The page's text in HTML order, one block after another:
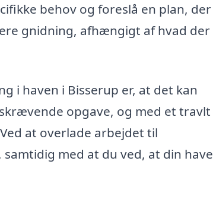
behov og foreslå en plan, der
gnidning, afhængigt af hvad der
i haven i Bisserup er, at det kan
opgave, og med et travlt
at overlade arbejdet til
med at du ved, at din have